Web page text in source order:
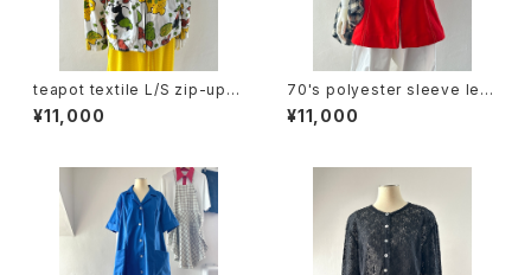
teapot textile L/S zip-up h
oodie
¥11,000
70's polyester sleeve les
s tops
¥11,000